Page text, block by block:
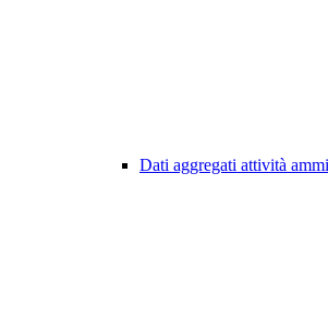
Dati aggregati attività